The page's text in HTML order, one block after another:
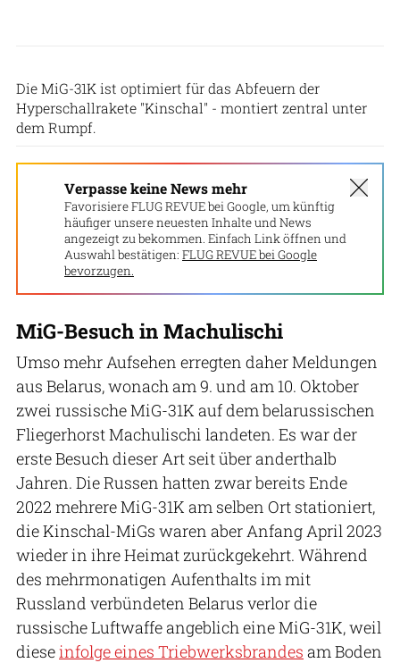
Die MiG-31K ist optimiert für das Abfeuern der
Hyperschallrakete "Kinschal" - montiert zentral unter
dem Rumpf.
Verpasse keine News mehr
Favorisiere FLUG REVUE bei Google, um künftig
häufiger unsere neuesten Inhalte und News
angezeigt zu bekommen. Einfach Link öffnen und
Auswahl bestätigen: FLUG REVUE bei Google
bevorzugen.
MiG-Besuch in Machulischi
Umso mehr Aufsehen erregten daher Meldungen
aus Belarus, wonach am 9. und am 10. Oktober
zwei russische MiG-31K auf dem belarussischen
Fliegerhorst Machulischi landeten. Es war der
erste Besuch dieser Art seit über anderthalb
Jahren. Die Russen hatten zwar bereits Ende
2022 mehrere MiG-31K am selben Ort stationiert,
die Kinschal-MiGs waren aber Anfang April 2023
wieder in ihre Heimat zurückgekehrt. Während
des mehrmonatigen Aufenthalts im mit
Russland verbündeten Belarus verlor die
russische Luftwaffe angeblich eine MiG-31K, weil
dieseinfolge eines Triebwerksbrandes am Boden